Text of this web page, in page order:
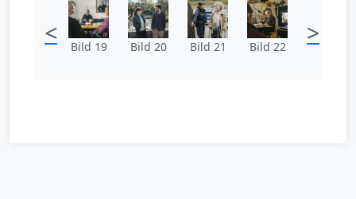
< Bild 19 Bild 20 Bild 21 Bild 22 >